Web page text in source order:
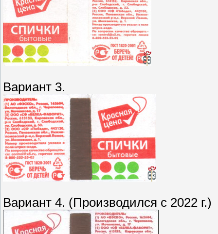
Вариант 3.
Вариант 4. (Производился с 2022 г.)